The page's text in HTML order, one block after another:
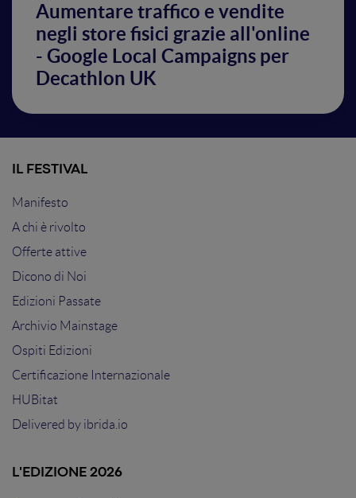
Aumentare traffico e vendite
negli store fisici grazie all'online
- Google Local Campaigns per
Decathlon UK
IL FESTIVAL
Manifesto
A chi è rivolto
Offerte attive
Dicono di Noi
Edizioni Passate
Archivio Mainstage
Ospiti Edizioni
Certificazione Internazionale
HUBitat
Delivered by ibrida.io
L'EDIZIONE 2026